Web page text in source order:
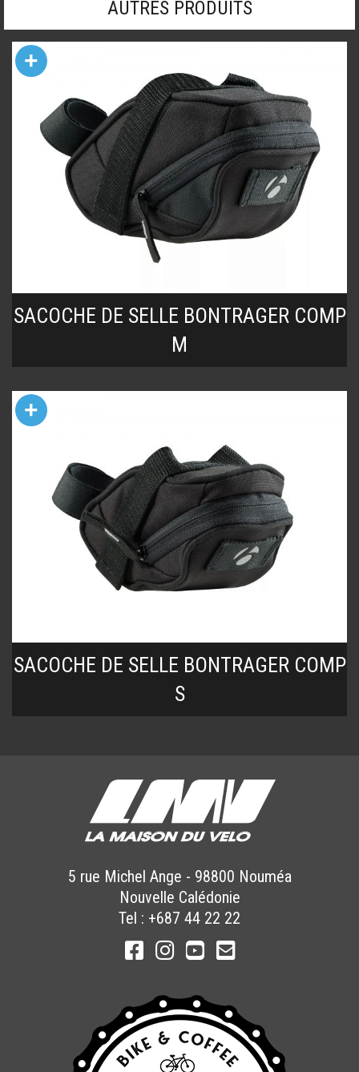
AUTRES PRODUITS
+
SACOCHE DE SELLE BONTRAGER COMP
M
+
SACOCHE DE SELLE BONTRAGER COMP
S
5 rue Michel Ange - 98800 Nouméa
Nouvelle Calédonie
Tel : +687 44 22 22